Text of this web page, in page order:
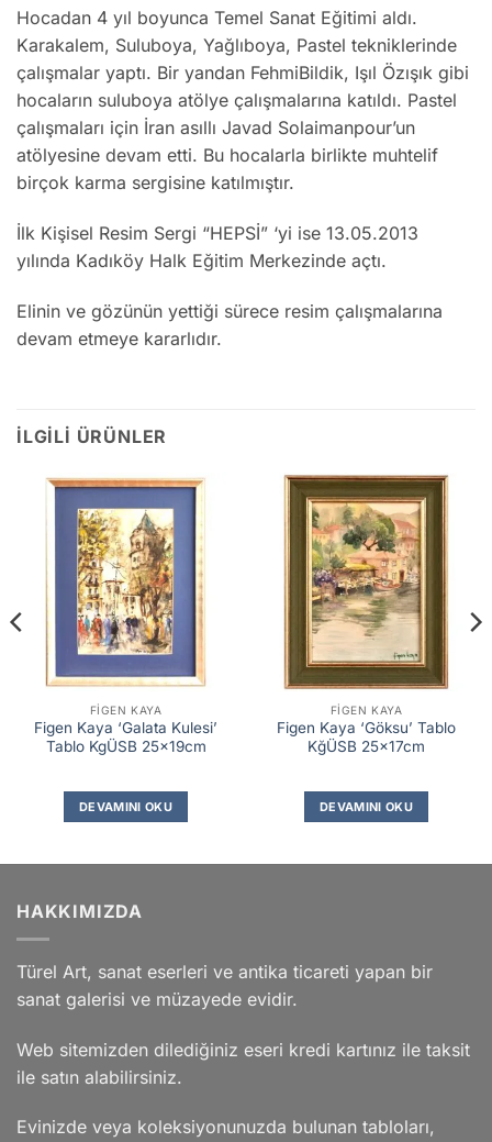
Hocadan 4 yıl boyunca Temel Sanat Eğitimi aldı.
Karakalem, Suluboya, Yağlıboya, Pastel tekniklerinde
çalışmalar yaptı. Bir yandan FehmiBildik, Işıl Özışık gibi
hocaların suluboya atölye çalışmalarına katıldı. Pastel
çalışmaları için İran asıllı Javad Solaimanpour’un
atölyesine devam etti. Bu hocalarla birlikte muhtelif
birçok karma sergisine katılmıştır.
İlk Kişisel Resim Sergi “HEPSİ” ‘yi ise 13.05.2013
yılında Kadıköy Halk Eğitim Merkezinde açtı.
Elinin ve gözünün yettiği sürece resim çalışmalarına
devam etmeye kararlıdır.
İLGILI ÜRÜNLER
FIGEN KAYA
Figen Kaya ‘Galata Kulesi’
Tablo KgÜSB 25x19cm
DEVAMINI OKU
FIGEN KAYA
Figen Kaya ‘Göksu’ Tablo
KğÜSB 25x17cm
DEVAMINI OKU
HAKKIMIZDA
Türel Art, sanat eserleri ve antika ticareti yapan bir
sanat galerisi ve müzayede evidir.
Web sitemizden dilediğiniz eseri kredi kartınız ile taksit
ile satın alabilirsiniz.
Evinizde veya koleksiyonunuzda bulunan tabloları,